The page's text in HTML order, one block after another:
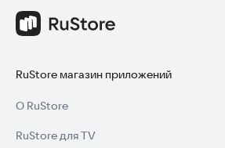
RuStore магазин приложений
О RuStore
RuStore для TV